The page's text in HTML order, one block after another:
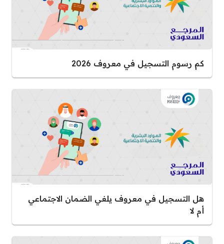
كم رسوم التسجيل في معروف 2026
هل التسجيل في معروف يلغي الضمان الاجتماعي
أم لا